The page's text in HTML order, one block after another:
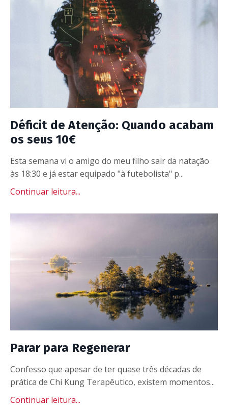
Déficit de Atenção: Quando acabam
os seus 10€
Esta semana vi o amigo do meu filho sair da natação
às 18:30 e já estar equipado "à futebolista" p...
Continuar leitura...
Parar para Regenerar
Confesso que apesar de ter quase três décadas de
prática de Chi Kung Terapêutico, existem momentos...
Continuar leitura...